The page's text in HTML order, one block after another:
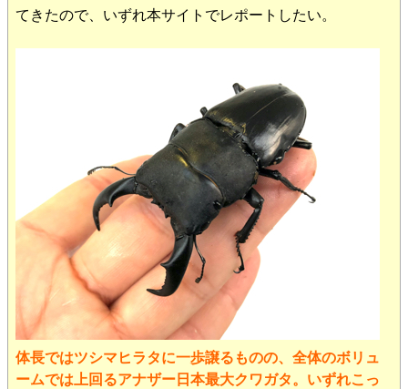
てきたので、いずれ本サイトでレポートしたい。
体長ではツシマヒラタに一歩譲るものの、全体のボリュ
ームでは上回るアナザー日本最大クワガタ。いずれこっ